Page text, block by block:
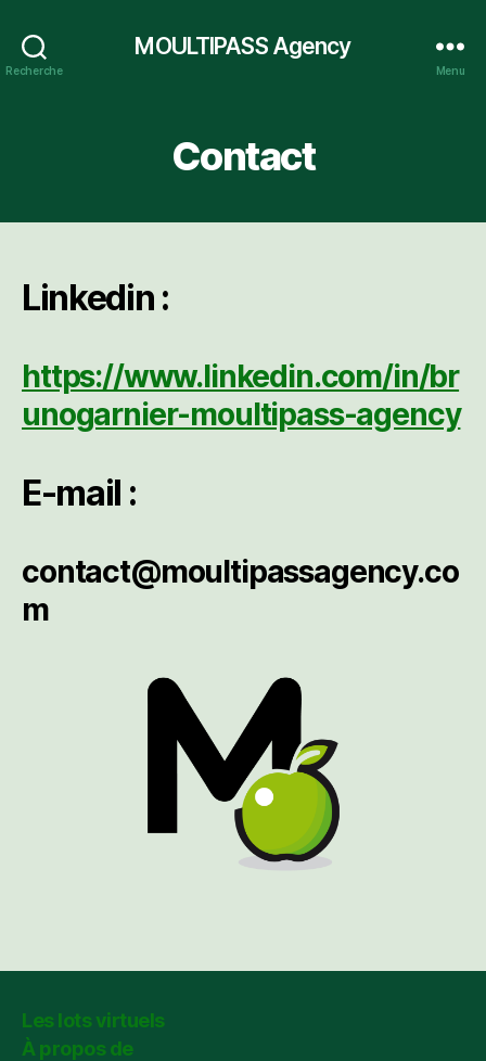
Recherche
MOULTIPASS Agency
Menu
Contact
Linkedin :
https://www.linkedin.com/in/br
unogarnier-moultipass-agency
E-mail :
contact@moultipassagency.co
m
Les lots virtuels
À propos de